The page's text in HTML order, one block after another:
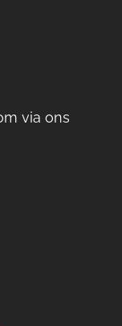
via ons